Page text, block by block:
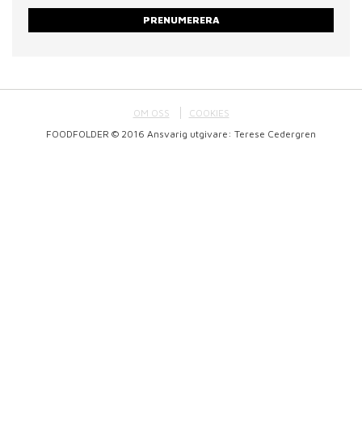
PRENUMERERA
OM OSS
COOKIES
FOODFOLDER © 2016 Ansvarig utgivare: Terese Cedergren